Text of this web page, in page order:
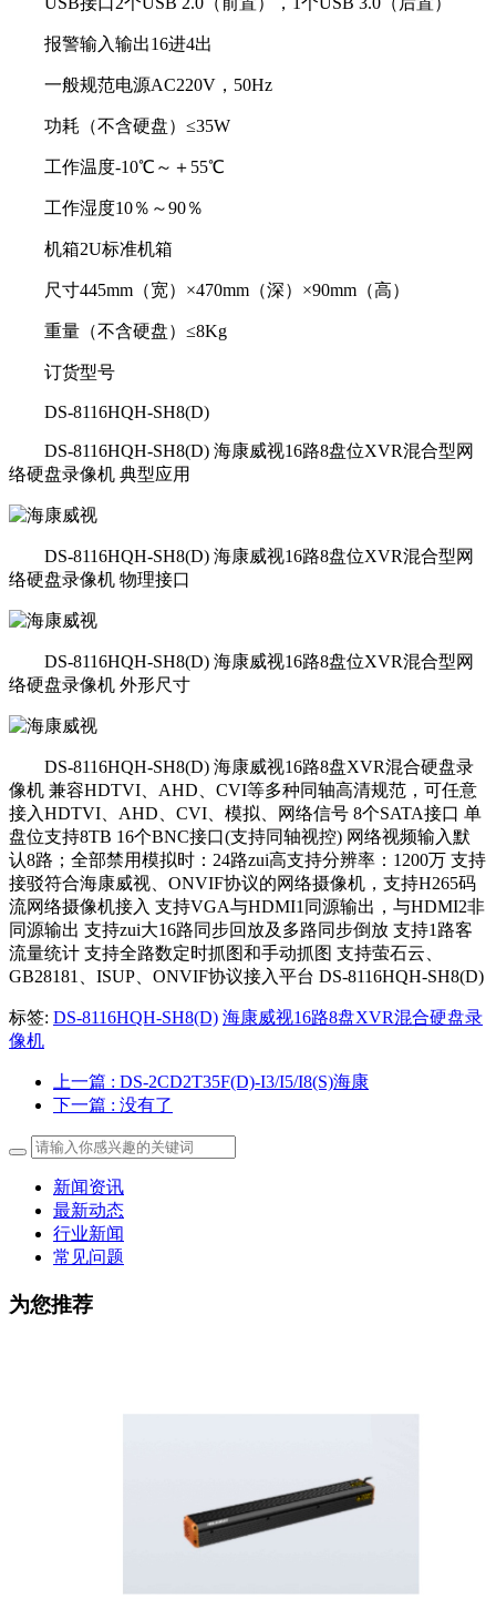
报警输入输出16进4出
一般规范电源AC220V，50Hz
功耗（不含硬盘）≤35W
工作温度-10℃～＋55℃
工作湿度10％～90％
机箱2U标准机箱
尺寸445mm（宽）×470mm（深）×90mm（高）
重量（不含硬盘）≤8Kg
订货型号
DS-8116HQH-SH8(D)
DS-8116HQH-SH8(D) 海康威视16路8盘位XVR混合型网
络硬盘录像机 典型应用
DS-8116HQH-SH8(D) 海康威视16路8盘位XVR混合型网
络硬盘录像机 物理接口
DS-8116HQH-SH8(D) 海康威视16路8盘位XVR混合型网
络硬盘录像机 外形尺寸
DS-8116HQH-SH8(D) 海康威视16路8盘XVR混合硬盘录
像机 兼容HDTVI、AHD、CVI等多种同轴高清规范，可任意
接入HDTVI、AHD、CVI、模拟、网络信号 8个SATA接口 单
盘位支持8TB 16个BNC接口(支持同轴视控) 网络视频输入默
认8路；全部禁用模拟时：24路zui高支持分辨率：1200万 支持
接驳符合海康威视、ONVIF协议的网络摄像机，支持H265码
流网络摄像机接入 支持VGA与HDMI1同源输出，与HDMI2非
同源输出 支持zui大16路同步回放及多路同步倒放 支持1路客
流量统计 支持全路数定时抓图和手动抓图 支持萤石云、
GB28181、ISUP、ONVIF协议接入平台 DS-8116HQH-SH8(D)
标签: DS-8116HQH-SH8(D) 海康威视16路8盘XVR混合硬盘录
像机
上一篇 : DS-2CD2T35F(D)-I3/I5/I8(S)海康
下一篇 : 没有了
新闻资讯
最新动态
行业新闻
常见问题
为您推荐